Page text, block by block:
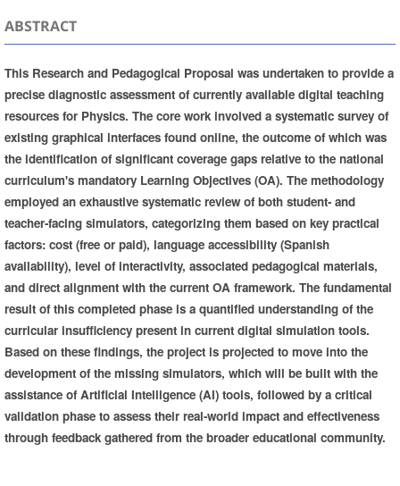
ABSTRACT
This Research and Pedagogical Proposal was undertaken to provide a
precise diagnostic assessment of currently available digital teaching
resources for Physics. The core work involved a systematic survey of
existing graphical interfaces found online, the outcome of which was
the identification of significant coverage gaps relative to the national
curriculum's mandatory Learning Objectives (OA). The methodology
employed an exhaustive systematic review of both student- and
teacher-facing simulators, categorizing them based on key practical
factors: cost (free or paid), language accessibility (Spanish
availability), level of interactivity, associated pedagogical materials,
and direct alignment with the current OA framework. The fundamental
result of this completed phase is a quantified understanding of the
curricular insufficiency present in current digital simulation tools.
Based on these findings, the project is projected to move into the
development of the missing simulators, which will be built with the
assistance of Artificial Intelligence (AI) tools, followed by a critical
validation phase to assess their real-world impact and effectiveness
through feedback gathered from the broader educational community.